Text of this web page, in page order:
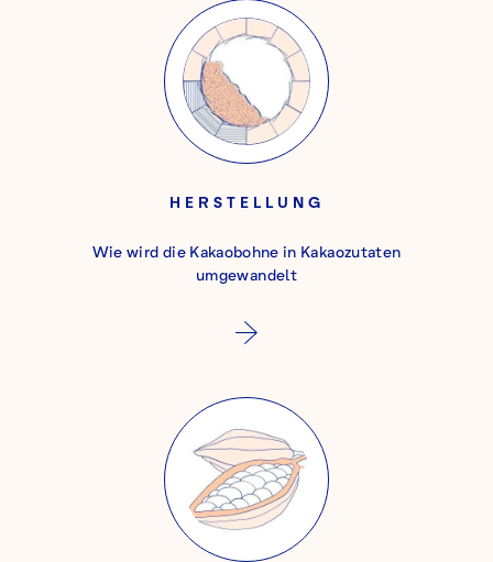
HERSTELLUNG
Wie wird die Kakaobohne in Kakaozutaten
umgewandelt